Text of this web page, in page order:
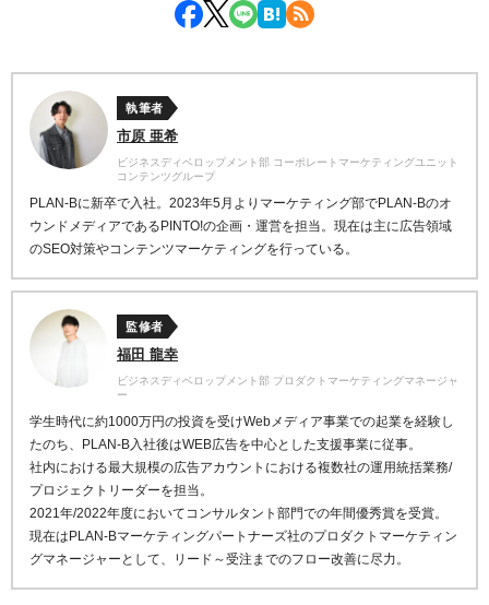
執筆者
市原 亜希
ビジネスディベロップメント部 コーポレートマーケティングユニット
コンテンツグループ
PLAN-Bに新卒で入社。2023年5月よりマーケティング部でPLAN-Bのオ
ウンドメディアであるPINTO!の企画・運営を担当。現在は主に広告領域
のSEO対策やコンテンツマーケティングを行っている。
監修者
福田 龍幸
ビジネスディベロップメント部 プロダクトマーケティングマネージャ
ー
学生時代に約1000万円の投資を受けWebメディア事業での起業を経験し
たのち、PLAN-B入社後はWEB広告を中心とした支援事業に従事。
社内における最大規模の広告アカウントにおける複数社の運用統括業務/
プロジェクトリーダーを担当。
2021年/2022年度においてコンサルタント部門での年間優秀賞を受賞。
現在はPLAN-Bマーケティングパートナーズ社のプロダクトマーケティン
グマネージャーとして、リード～受注までのフロー改善に尽力。